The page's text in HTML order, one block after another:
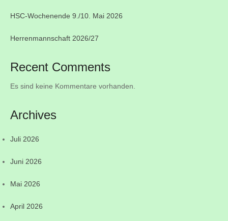
HSC-Wochenende 9./10. Mai 2026
Herrenmannschaft 2026/27
Recent Comments
Es sind keine Kommentare vorhanden.
Archives
Juli 2026
Juni 2026
Mai 2026
April 2026